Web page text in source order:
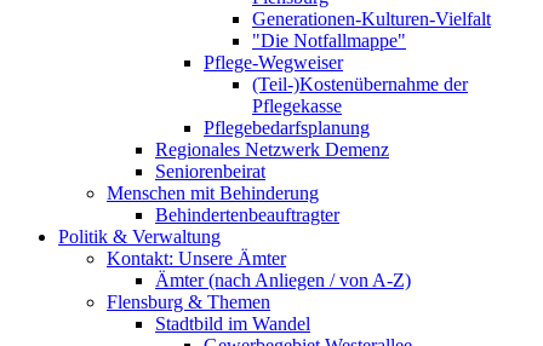
Generationen-Kulturen-Vielfalt
"Die Notfallmappe"
Pflege-Wegweiser
(Teil-)Kostenübernahme der
Pflegekasse
Pflegebedarfsplanung
Regionales Netzwerk Demenz
Seniorenbeirat
Menschen mit Behinderung
Behindertenbeauftragter
Politik & Verwaltung
Kontakt: Unsere Ämter
Ämter (nach Anliegen / von A-Z)
Flensburg & Themen
Stadtbild im Wandel